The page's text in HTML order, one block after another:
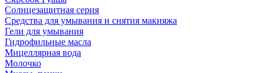
Солнцезащитная серия
Средства для умывания и снятия макияжа
Гели для умывания
Гидрофильные масла
Мицеллярная вода
Молочко